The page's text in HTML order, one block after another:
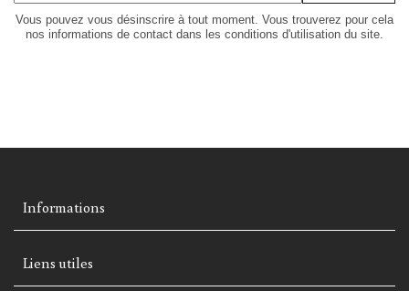
Vous pouvez vous désinscrire à tout moment. Vous trouverez pour cela
nos informations de contact dans les conditions d'utilisation du site.
Informations
Liens utiles